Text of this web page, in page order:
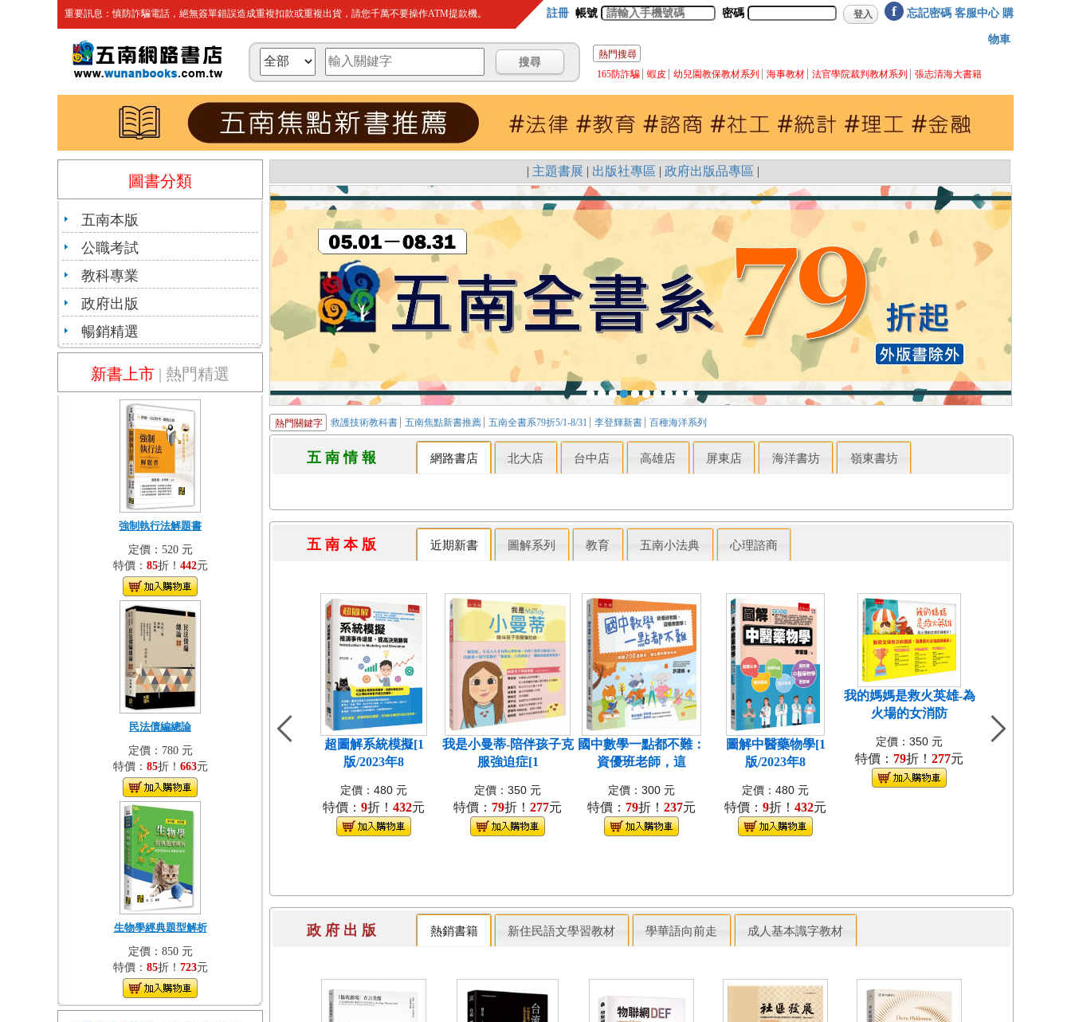
重要訊息：慎防詐騙電話，絕無簽單錯誤造成重複扣款或重複出貨，請您千萬不要操作ATM提款機。 註冊 帳號 密碼 f 忘記密碼 客服中心 購
物車
熱門搜尋
165防詐騙
蝦皮 幼兒園教保教材系列 海事教材 法官學院裁判教材系列 張志清海大書籍
圖書分類
五南本版
公職考試
教科專業
政府出版
暢銷精選
新書上市 | 熱門精選
強制執行法解題書
定價：520 元
特價： 85折！ 442元
民法債編總論
定價：780 元
特價： 85折！ 663元
生物學經典題型解析
定價：850 元
特價： 85折！ 723元
| 主題書展 | 出版社專區 | 政府出版品專區 |
熱門關鍵字 救護技術教科書 五南焦點新書推薦 五南全書系79折5/1-8/31 李登輝新書 百種海洋系列
五 南 情 報 網路書店 北大店 台中店 高雄店 屏東店 海洋書坊 嶺東書坊
五 南 本 版 近期新書 圖解系列 教育 五南小法典 心理諮商
超圖解系統模擬[1
版/2023年8
定價：480 元
特價： 9折！ 432元
我是小曼蒂-陪伴孩子克
服強迫症[1
定價：350 元
特價： 79折！ 277元
國中數學一點都不難：
資優班老師，這
定價：300 元
特價： 79折！ 237元
圖解中醫藥物學[1
版/2023年8
定價：480 元
特價： 9折！ 432元
我的媽媽是救火英雄-為
火場的女消防
定價：350 元
特價： 79折！ 277元
土地稅法[5版/
政 府 出 版 熱銷書籍 新住民語文學習教材 學華語向前走 成人基本識字教材